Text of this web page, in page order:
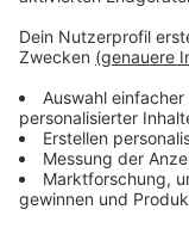
Eine WM im
Türchen
draufmachen.
Zeiten und es
hinfahren muss.
Fußball-Helden
Ferne an und